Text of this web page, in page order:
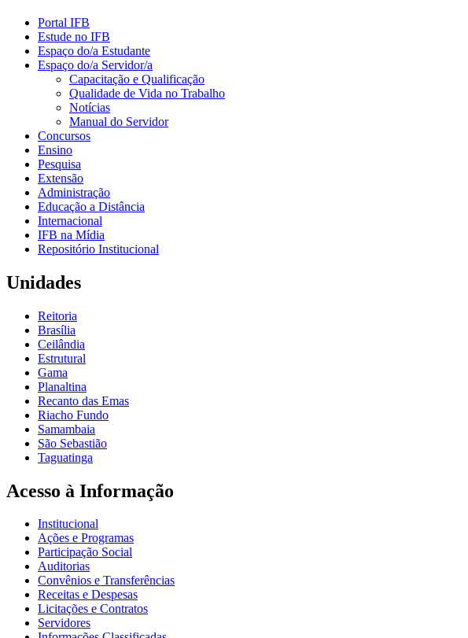
Portal IFB
Estude no IFB
Espaço do/a Estudante
Espaço do/a Servidor/a
Capacitação e Qualificação
Qualidade de Vida no Trabalho
Notícias
Manual do Servidor
Concursos
Ensino
Pesquisa
Extensão
Administração
Educação a Distância
Internacional
IFB na Mídia
Repositório Institucional
Unidades
Reitoria
Brasília
Ceilândia
Estrutural
Gama
Planaltina
Recanto das Emas
Riacho Fundo
Samambaia
São Sebastião
Taguatinga
Acesso à Informação
Institucional
Ações e Programas
Participação Social
Auditorias
Convênios e Transferências
Receitas e Despesas
Licitações e Contratos
Servidores